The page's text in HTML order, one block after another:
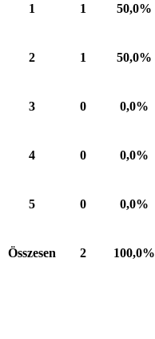
1 1 50,0%
2 1 50,0%
3 0 0,0%
4 0 0,0%
5 0 0,0%
Összesen 2 100,0%